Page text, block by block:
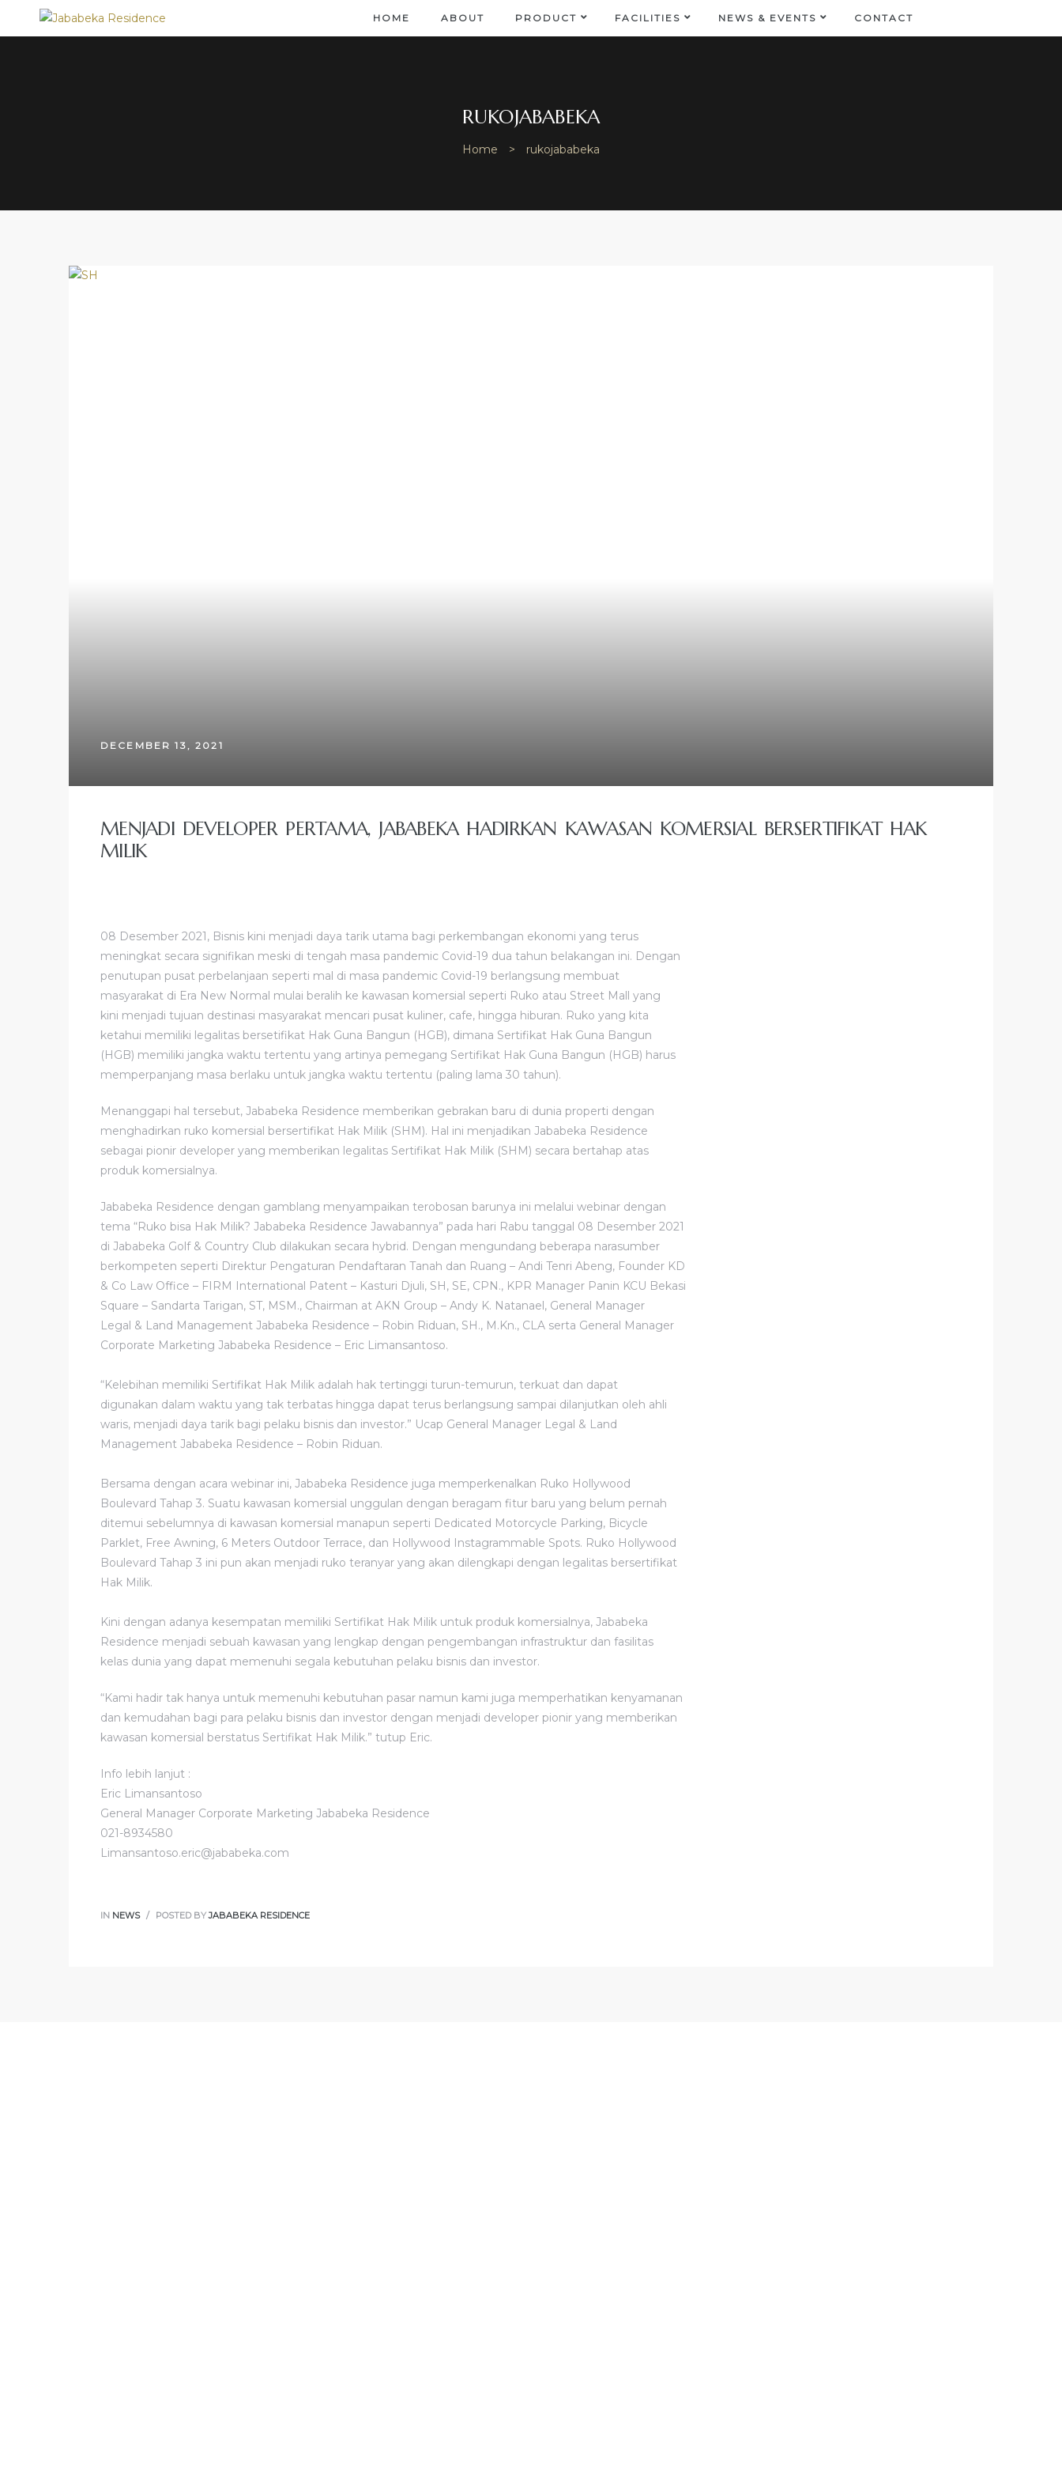
RESIDENCE
HOME ABOUT PRODUCT FACILITIES NEWS & EVENTS CONTACT
RUKOJABABEKA
Home > rukojababeka
DECEMBER 13, 2021
MENJADI DEVELOPER PERTAMA, JABABEKA HADIRKAN KAWASAN KOMERSIAL BERSERTIFIKAT HAK
MILIK
08 Desember 2021, Bisnis kini menjadi daya tarik utama bagi perkembangan ekonomi yang terus
meningkat secara signifikan meski di tengah masa pandemic Covid-19 dua tahun belakangan ini. Dengan
penutupan pusat perbelanjaan seperti mal di masa pandemic Covid-19 berlangsung membuat
masyarakat di Era New Normal mulai beralih ke kawasan komersial seperti Ruko atau Street Mall yang
kini menjadi tujuan destinasi masyarakat mencari pusat kuliner, cafe, hingga hiburan. Ruko yang kita
ketahui memiliki legalitas bersetifikat Hak Guna Bangun (HGB), dimana Sertifikat Hak Guna Bangun
(HGB) memiliki jangka waktu tertentu yang artinya pemegang Sertifikat Hak Guna Bangun (HGB) harus
memperpanjang masa berlaku untuk jangka waktu tertentu (paling lama 30 tahun).
Menanggapi hal tersebut, Jababeka Residence memberikan gebrakan baru di dunia properti dengan
menghadirkan ruko komersial bersertifikat Hak Milik (SHM). Hal ini menjadikan Jababeka Residence
sebagai pionir developer yang memberikan legalitas Sertifikat Hak Milik (SHM) secara bertahap atas
produk komersialnya.
Jababeka Residence dengan gamblang menyampaikan terobosan barunya ini melalui webinar dengan
tema “Ruko bisa Hak Milik? Jababeka Residence Jawabannya” pada hari Rabu tanggal 08 Desember 2021
di Jababeka Golf & Country Club dilakukan secara hybrid. Dengan mengundang beberapa narasumber
berkompeten seperti Direktur Pengaturan Pendaftaran Tanah dan Ruang – Andi Tenri Abeng, Founder KD
& Co Law Office – FIRM International Patent – Kasturi Djuli, SH, SE, CPN., KPR Manager Panin KCU Bekasi
Square – Sandarta Tarigan, ST, MSM., Chairman at AKN Group – Andy K. Natanael, General Manager
Legal & Land Management Jababeka Residence – Robin Riduan, SH., M.Kn., CLA serta General Manager
Corporate Marketing Jababeka Residence – Eric Limansantoso.
“Kelebihan memiliki Sertifikat Hak Milik adalah hak tertinggi turun-temurun, terkuat dan dapat
digunakan dalam waktu yang tak terbatas hingga dapat terus berlangsung sampai dilanjutkan oleh ahli
waris, menjadi daya tarik bagi pelaku bisnis dan investor.” Ucap General Manager Legal & Land
Management Jababeka Residence – Robin Riduan.
Bersama dengan acara webinar ini, Jababeka Residence juga memperkenalkan Ruko Hollywood
Boulevard Tahap 3. Suatu kawasan komersial unggulan dengan beragam fitur baru yang belum pernah
ditemui sebelumnya di kawasan komersial manapun seperti Dedicated Motorcycle Parking, Bicycle
Parklet, Free Awning, 6 Meters Outdoor Terrace, dan Hollywood Instagrammable Spots. Ruko Hollywood
Boulevard Tahap 3 ini pun akan menjadi ruko teranyar yang akan dilengkapi dengan legalitas bersertifikat
Hak Milik.
Kini dengan adanya kesempatan memiliki Sertifikat Hak Milik untuk produk komersialnya, Jababeka
Residence menjadi sebuah kawasan yang lengkap dengan pengembangan infrastruktur dan fasilitas
kelas dunia yang dapat memenuhi segala kebutuhan pelaku bisnis dan investor.
“Kami hadir tak hanya untuk memenuhi kebutuhan pasar namun kami juga memperhatikan kenyamanan
dan kemudahan bagi para pelaku bisnis dan investor dengan menjadi developer pionir yang memberikan
kawasan komersial berstatus Sertifikat Hak Milik.” tutup Eric.
Info lebih lanjut :
Eric Limansantoso
General Manager Corporate Marketing Jababeka Residence
021-8934580
Limansantoso.eric@jababeka.com
IN NEWS POSTED BYJABABEKA RESIDENCE